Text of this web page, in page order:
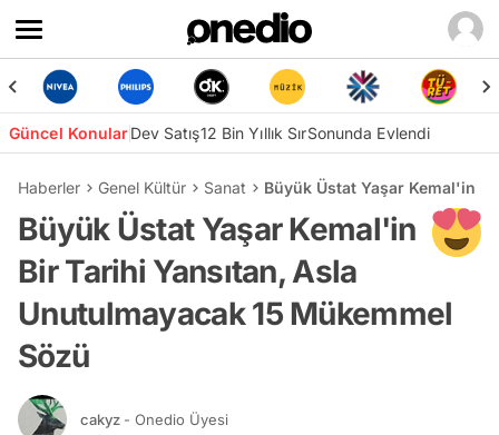
Güncel KonularDev Satış12 Bin Yıllık SırSonunda Evlendi
Haberler Genel Kültür Sanat Büyük Üstat Yaşar Kemal'in
Büyük Üstat Yaşar Kemal'in
Bir Tarihi Yansıtan, Asla
Unutulmayacak 15 Mükemmel
Sözü
cakyz - Onedio Üyesi